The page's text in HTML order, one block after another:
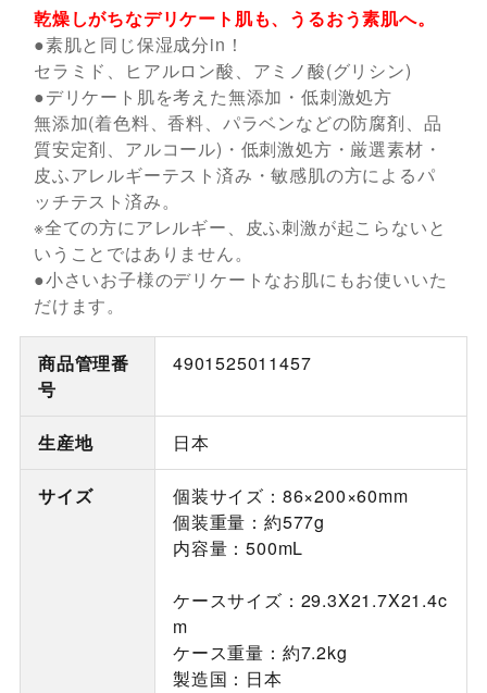
乾燥しがちなデリケート肌も、うるおう素肌へ。
●素肌と同じ保湿成分in！
セラミド、ヒアルロン酸、アミノ酸(グリシン)
●デリケート肌を考えた無添加・低刺激処方
無添加(着色料、香料、パラベンなどの防腐剤、品
質安定剤、アルコール)・低刺激処方・厳選素材・
皮ふアレルギーテスト済み・敏感肌の方によるパ
ッチテスト済み。
※全ての方にアレルギー、皮ふ刺激が起こらないと
いうことではありません。
●小さいお子様のデリケートなお肌にもお使いいた
だけます。
商品管理番
号
4901525011457
生産地 日本
サイズ
個装サイズ：86×200×60mm
個装重量：約577g
内容量：500mL
ケースサイズ：29.3X21.7X21.4c
m
ケース重量：約7.2kg
製造国：日本